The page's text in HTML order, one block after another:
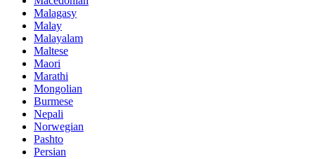
Malagasy
Malay
Malayalam
Maltese
Maori
Marathi
Mongolian
Burmese
Nepali
Norwegian
Pashto
Persian